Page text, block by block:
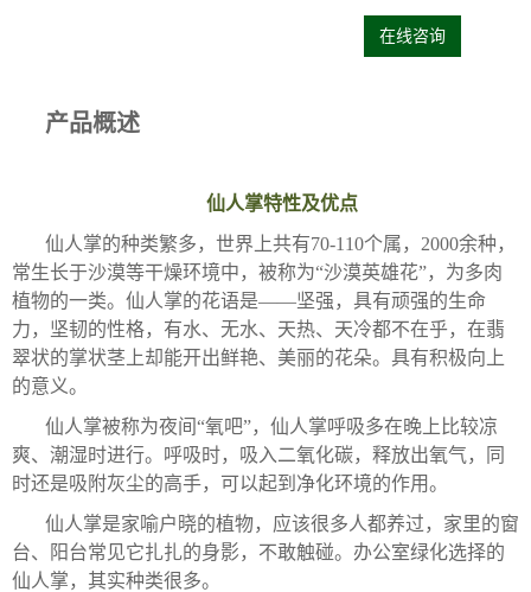
在线咨询
产品概述
仙人掌特性及优点
仙人掌的种类繁多，世界上共有70-110个属，2000余种，
常生长于沙漠等干燥环境中，被称为“沙漠英雄花”，为多肉
植物的一类。仙人掌的花语是——坚强，具有顽强的生命
力，坚韧的性格，有水、无水、天热、天冷都不在乎，在翡
翠状的掌状茎上却能开出鲜艳、美丽的花朵。具有积极向上
的意义。
仙人掌被称为夜间“氧吧”，仙人掌呼吸多在晚上比较凉
爽、潮湿时进行。呼吸时，吸入二氧化碳，释放出氧气，同
时还是吸附灰尘的高手，可以起到净化环境的作用。
仙人掌是家喻户晓的植物，应该很多人都养过，家里的窗
台、阳台常见它扎扎的身影，不敢触碰。办公室绿化选择的
仙人掌，其实种类很多。